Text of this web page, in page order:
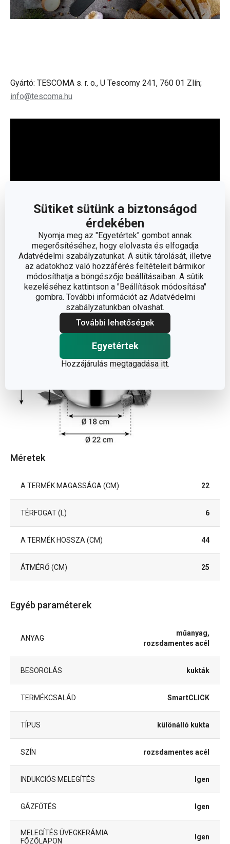
Sütiket sütünk a biztonságod
érdekében
Nyomja meg az "Egyetértek" gombot annak
megerősítéséhez, hogy elolvasta és elfogadja
Adatvédelmi szabályzatunkat. A sütik tárolását, illetve
az adatokhoz való hozzáférés feltételeit bármikor
módosíthatja a böngészője beállításaiban. A sütik
kezeléséhez kattintson a "Beállítások módosítása"
gombra. További információt az Adatvédelmi
szabályzatunkban olvashat.
További lehetőségek
Egyetértek
Hozzájárulás megtagadása itt.
Gyártó: TESCOMA s. r. o., U Tescomy 241, 760 01 Zlín;
info@tescoma.hu
Olvasson kevesebbet
Méretek
A TERMÉK MAGASSÁGA (CM) 22
TÉRFOGAT (L) 6
A TERMÉK HOSSZA (CM) 44
ÁTMÉRŐ (CM) 25
Egyéb paraméterek
ANYAG
műanyag,
rozsdamentes acél
BESOROLÁS kukták
TERMÉKCSALÁD SmartCLICK
TÍPUS különálló kukta
SZÍN rozsdamentes acél
INDUKCIÓS MELEGÍTÉS Igen
GÁZFŰTÉS Igen
MELEGÍTÉS ÜVEGKERÁMIA
FŐZŐLAPON
Igen